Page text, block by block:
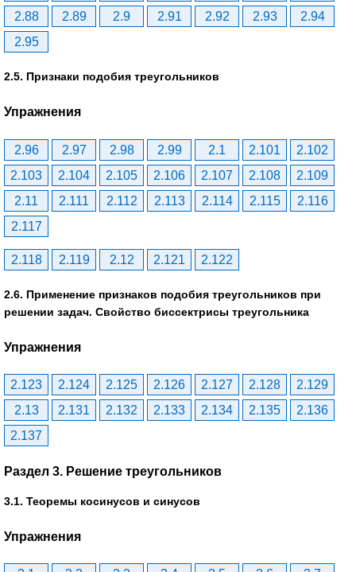
2.88 2.89 2.9 2.91 2.92 2.93
2.94
2.95
2.5. Признаки подобия треугольников
Упражнения
2.96 2.97 2.98 2.99 2.1 2.101
2.102
2.103
2.104 2.105 2.106 2.107 2.108
2.109
2.11
2.111 2.112 2.113 2.114 2.115
2.116
2.117
2.118 2.119 2.12 2.121 2.122
2.6. Применение признаков подобия треугольников при
решении задач. Свойство биссектрисы треугольника
Упражнения
2.123 2.124 2.125 2.126 2.127 2.128
2.129
2.13
2.131 2.132 2.133 2.134 2.135
2.136
2.137
Раздел 3. Решение треугольников
3.1. Теоремы косинусов и синусов
Упражнения